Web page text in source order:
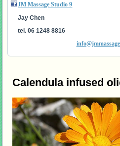
JM Massage Studio 9
Jay Chen
tel. 06 1248 8816
Calendula infused